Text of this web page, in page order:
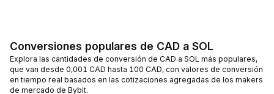
Conversiones populares de CAD a SOL
Explora las cantidades de conversión de CAD a SOL más populares,
que van desde 0,001 CAD hasta 100 CAD, con valores de conversión
en tiempo real basados en las cotizaciones agregadas de los makers
de mercado de Bybit.